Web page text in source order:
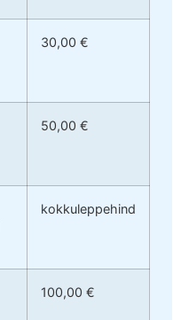
30,00 €
50,00 €
kokkuleppehind
100,00 €